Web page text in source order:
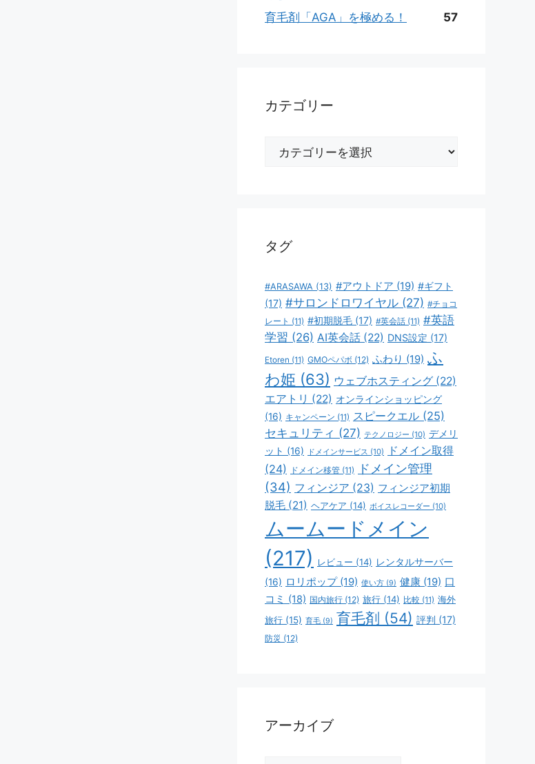
育毛剤「AGA」を極める！
57
カテゴリー
タグ
#ARASAWA (13) #アウトドア (19) #ギフト
(17) #サロンドロワイヤル (27) #チョコ
レート (11) #初期脱毛 (17) #英会話 (11) #英語
学習 (26) AI英会話 (22) DNS設定 (17)
Etoren (11) GMOペパボ (12) ふわり (19) ふ
わ姫 (63) ウェブホスティング (22)
エアトリ (22) オンラインショッピング
(16) キャンペーン (11) スピークエル (25)
セキュリティ (27) テクノロジー (10) デメリ
ット (16) ドメインサービス (10)
ドメイン取得
(24)
ドメイン移管 (11)
ドメイン管理
(34) フィンジア (23) フィンジア初期
脱毛 (21) ヘアケア (14) ボイスレコーダー (10)
ムームードメイン
(217)
レビュー (14) レンタルサーバー
(16) ロリポップ(19) 使い方 (9) 健康 (19) 口
コミ (18) 国内旅行 (12) 旅行 (14) 比較 (11) 海外
旅行 (15) 育毛 (9) 育毛剤 (54) 評判 (17)
防災 (12)
アーカイブ